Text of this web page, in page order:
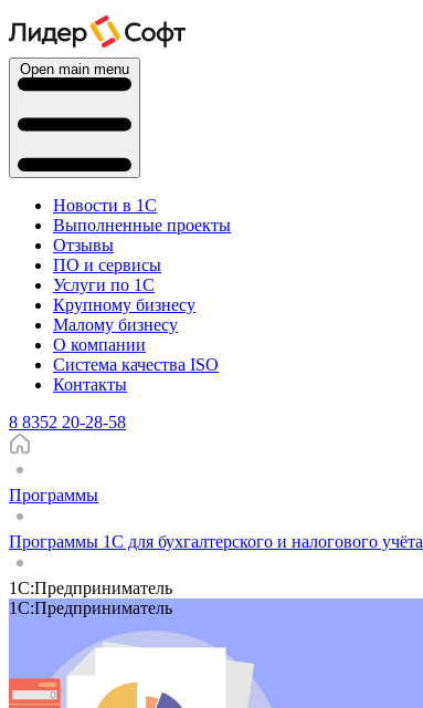
Open main menu
Новости в 1С
Выполненные проекты
Отзывы
ПО и сервисы
Услуги по 1С
Крупному бизнесу
Малому бизнесу
О компании
Система качества ISO
Контакты
8 8352 20-28-58
Программы
Программы 1С для бухгалтерского и налогового учёта
1С:Предприниматель
1С:Предприниматель